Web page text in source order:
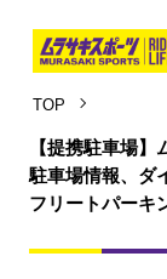
TOP
【提携駐車場
駐車場情報、ダ
フリートパーキ